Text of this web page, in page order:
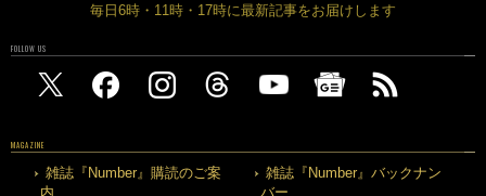
毎日6時・11時・17時に最新記事をお届けします
FOLLOW US
MAGAZINE
雑誌『Number』購読のご案
内
雑誌『Number』バックナン
バー